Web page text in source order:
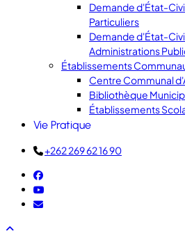
Demande d'État-
Particuliers
Demande d'État-
Administrations
Établissements
Centre Communal
Bibliothèque
Établissements
Vie Pratique
+262 269 62 16 90